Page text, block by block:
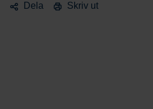
Dela Skriv ut